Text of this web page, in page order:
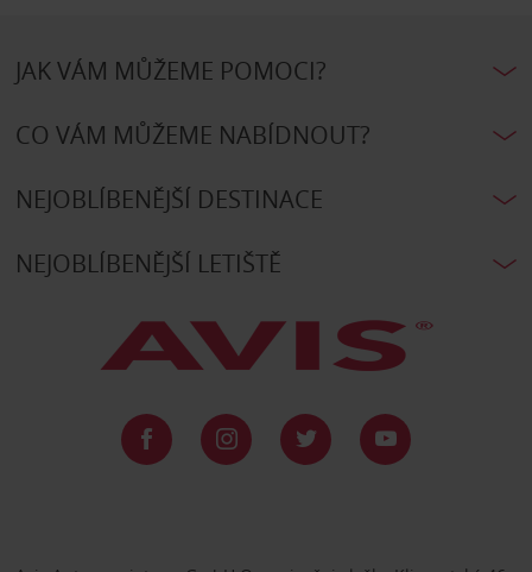
JAK VÁM MŮŽEME POMOCI?
CO VÁM MŮŽEME NABÍDNOUT?
NEJOBLÍBENĚJŠÍ DESTINACE
NEJOBLÍBENĚJŠÍ LETIŠTĚ